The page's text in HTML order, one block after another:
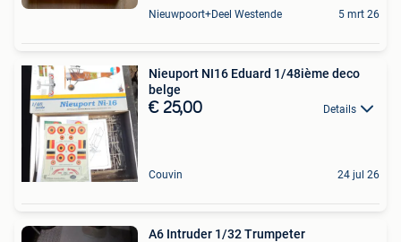
Nieuwpoort+Deel Westende 5 mrt 26
Nieuport NI16 Eduard 1/48ième deco
belge
€ 25,00 Details
Couvin 24 jul 26
A6 Intruder 1/32 Trumpeter